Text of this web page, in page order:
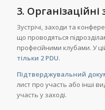
3. Організаційні
Зустрічі, заходи та
що проводяться
професійними клубами. У
тільки 2 PDU.
Підтверджувальний
лист про участь або інші
участь у заході.